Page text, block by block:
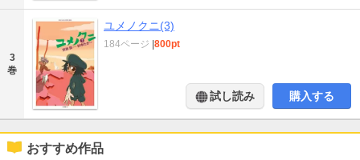
3
巻
ユメノクニ(3)
184ページ |800pt
試し読み 購入する
おすすめ作品